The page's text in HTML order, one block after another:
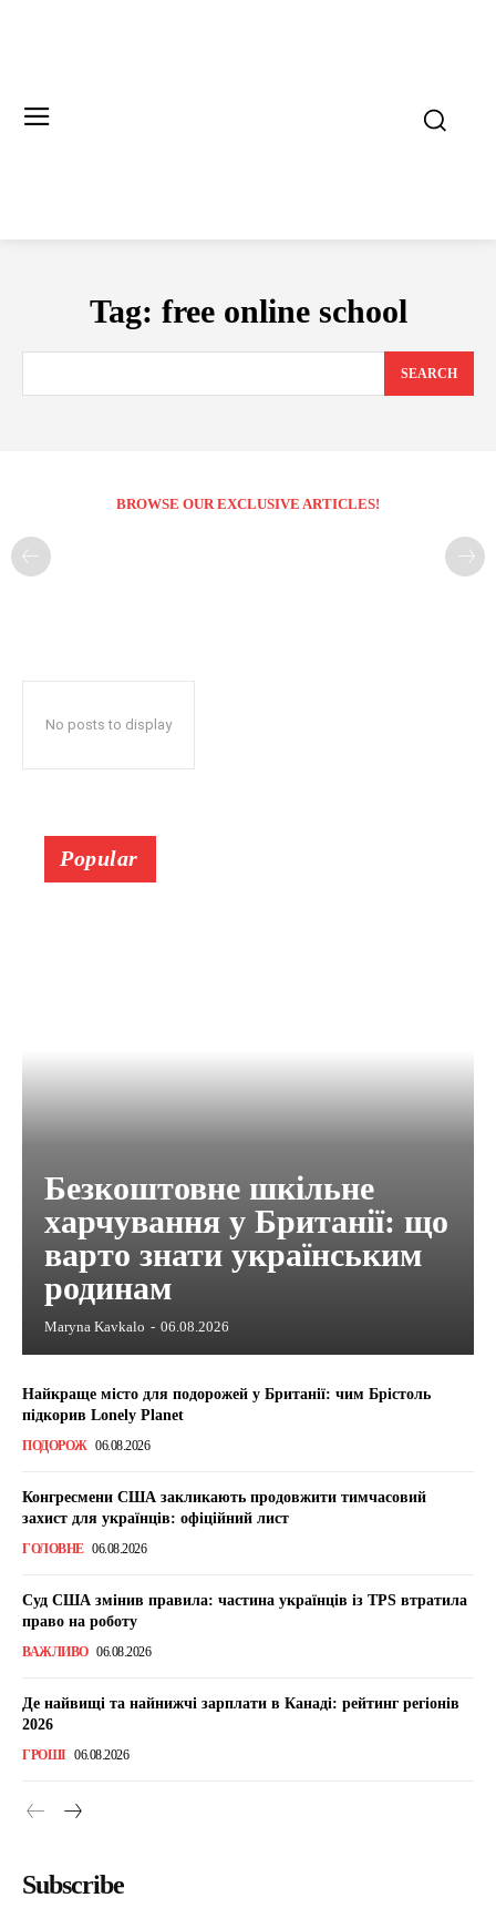
Tag: free online school
SEARCH
BROWSE OUR EXCLUSIVE ARTICLES!
No posts to display
Popular
Безкоштовне шкільне
харчування у Британії: що
варто знати українським
родинам
Maryna Kavkalo - 06.08.2026
Найкраще місто для подорожей у Британії: чим Брістоль
підкорив Lonely Planet
ПОДОРОЖ 06.08.2026
Конгресмени США закликають продовжити тимчасовий
захист для українців: офіційний лист
ГОЛОВНЕ 06.08.2026
Суд США змінив правила: частина українців із TPS втратила
право на роботу
ВАЖЛИВО 06.08.2026
Де найвищі та найнижчі зарплати в Канаді: рейтинг регіонів
2026
ГРОШІ 06.08.2026
Subscribe